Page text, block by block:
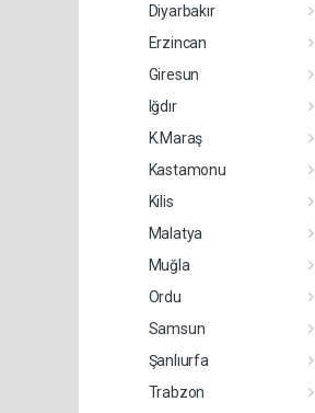
Diyarbakır
Erzincan
Giresun
Iğdır
K.Maraş
Kastamonu
Kilis
Malatya
Muğla
Ordu
Samsun
Şanlıurfa
Trabzon